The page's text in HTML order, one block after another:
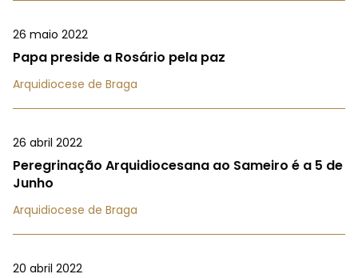
26 maio 2022
Papa preside a Rosário pela paz
Arquidiocese de Braga
26 abril 2022
Peregrinação Arquidiocesana ao Sameiro é a 5 de
Junho
Arquidiocese de Braga
20 abril 2022